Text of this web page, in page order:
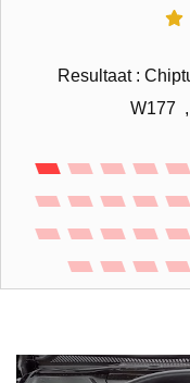
Resultaat :
W177 ,